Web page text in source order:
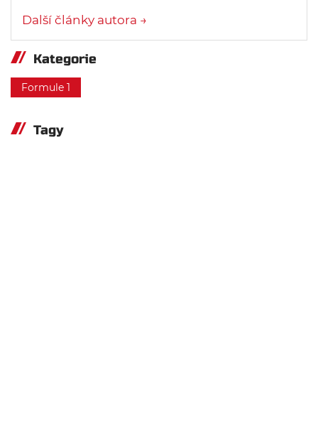
Další články autora →
Kategorie
Formule 1
Tagy